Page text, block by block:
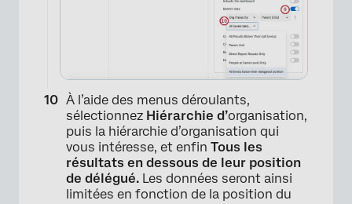
×
À l’aide des menus déroulants,
sélectionnez Hiérarchie d’organisation,
puis la hiérarchie d’organisation qui
vous intéresse, et enfin Tous les
résultats en dessous de leur position
de délégué. Les données seront ainsi
limitées en fonction de la position du